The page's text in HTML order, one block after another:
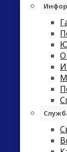
О